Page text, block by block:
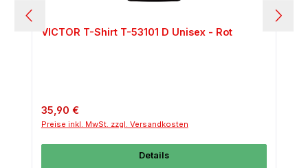
VICTOR T-Shirt T-53101 D Unisex - Rot
Regulärer Preis:
35,90 €
Preise inkl. MwSt. zzgl. Versandkosten
Details